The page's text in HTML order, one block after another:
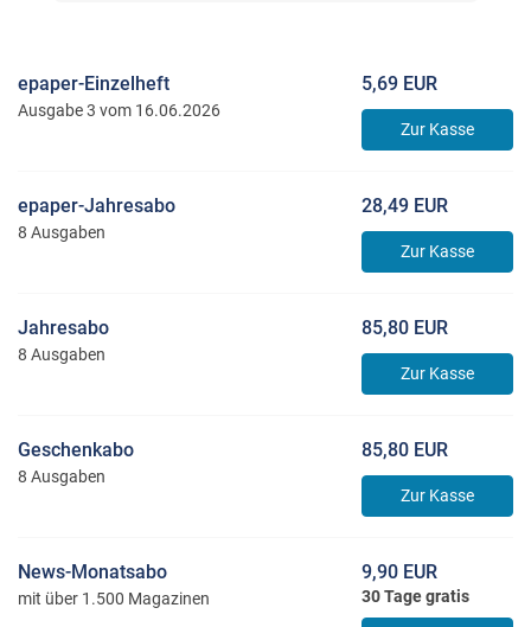
epaper-Einzelheft
Ausgabe 3 vom 16.06.2026
5,69 EUR
Zur Kasse
epaper-Jahresabo
8 Ausgaben
28,49 EUR
Zur Kasse
Jahresabo
8 Ausgaben
85,80 EUR
Zur Kasse
Geschenkabo
8 Ausgaben
85,80 EUR
Zur Kasse
News-Monatsabo
mit über 1.500 Magazinen
9,90 EUR
30 Tage gratis